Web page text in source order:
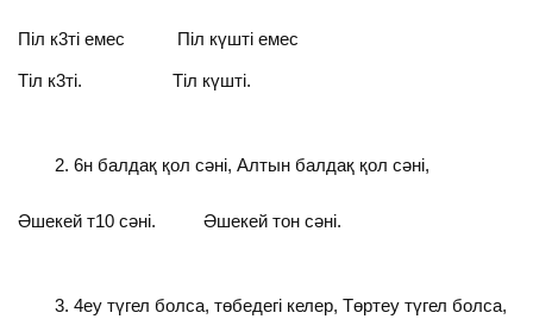
Піл к3ті емес Піл күшті емес
Тіл к3ті. Тіл күшті.
6н балдақ қол сәні, Алтын балдақ қол сәні,
Әшекей т10 сәні. Әшекей тон сәні.
4еу түгел болса, төбедегі келер, Төртеу түгел болса,